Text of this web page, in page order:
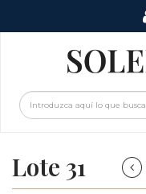
Lote 31